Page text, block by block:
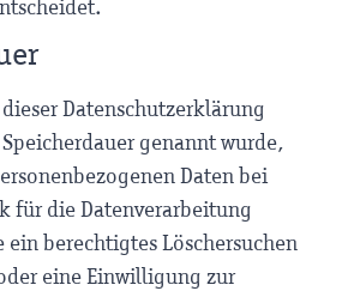
Datenschutzerklärung
genannt wurde,
Daten bei
für die Datenverarbeitung
ein berechtigtes Löschersuchen
eine Einwilligung zur